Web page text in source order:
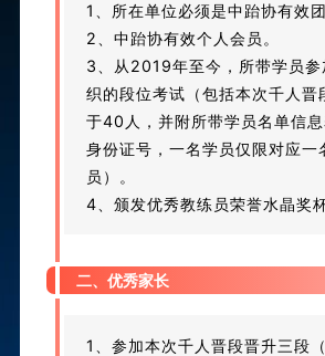
1、所在单位必须是中跆协有效
2、 中跆协有效个人会员。
3、从2019年至今， 所带学员参
织的段位考试 （包括本次千人晋
于40人，并附所带学员名单信息
身份证号，一名学员仅限对应一
员 ）。
4、颁发优秀教练员荣誉水晶奖杯
二、优秀家长
1、参加本次千人晋段晋升三段